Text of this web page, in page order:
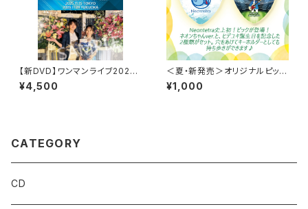
【新DVD】ワンマンライブ2025
-東京・福岡 2公演スペシャル-D
VD
¥4,500
＜夏・新発売＞オリジナルピック
～2種セット～
¥1,000
CATEGORY
CD